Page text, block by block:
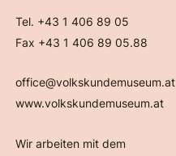
Tel. +43 1 406 89 05
Fax +43 1 406 89 05.88
office@volkskundemuseum.at
www.volkskundemuseum.at
Wir arbeiten mit dem